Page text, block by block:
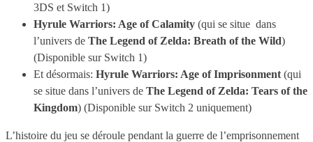
3DS et Switch 1)
Hyrule Warriors: Age of Calamity (qui se situe dans
l’univers de The Legend of Zelda: Breath of the Wild)
(Disponible sur Switch 1)
Et désormais: Hyrule Warriors: Age of Imprisonment (qui
se situe dans l’univers de The Legend of Zelda: Tears of the
Kingdom) (Disponible sur Switch 2 uniquement)
L’histoire du jeu se déroule pendant la guerre de l’emprisonnement